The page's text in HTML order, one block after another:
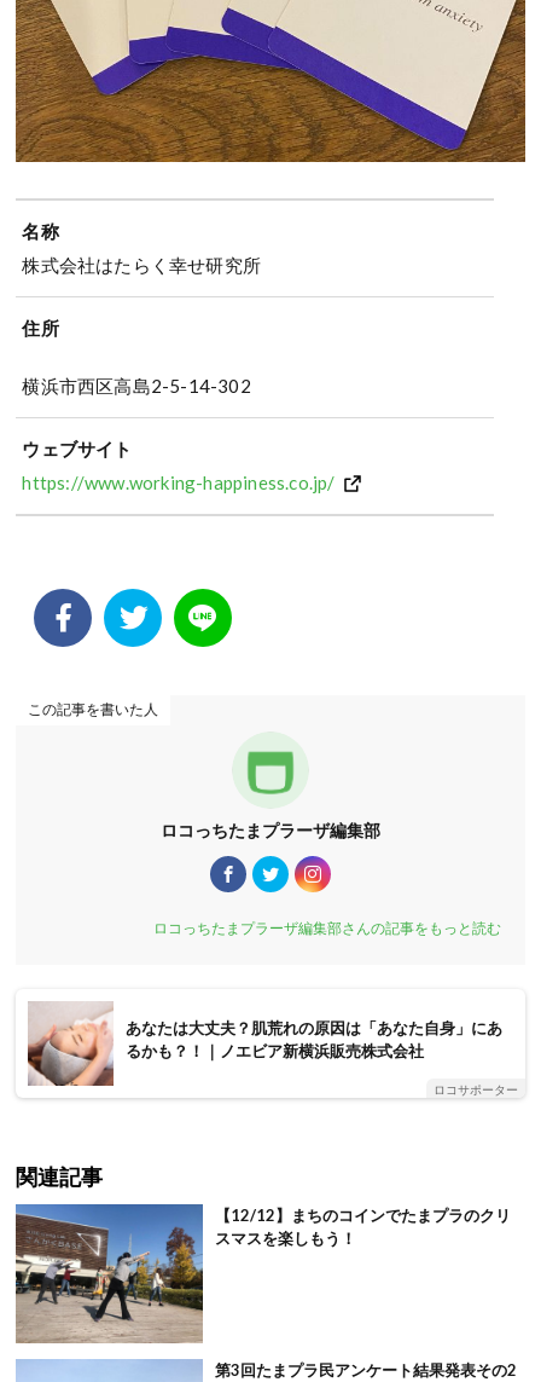
名称
株式会社はたらく幸せ研究所
住所
横浜市西区高島2-5-14-302
ウェブサイト
https://www.working-happiness.co.jp/
この記事を書いた人
ロコっちたまプラーザ編集部
ロコっちたまプラーザ編集部さんの記事をもっと読む
あなたは大丈夫？肌荒れの原因は「あなた自身」にあ
るかも？！｜ノエビア新横浜販売株式会社
ロコサポーター
関連記事
【12/12】まちのコインでたまプラのクリ
スマスを楽しもう！
第3回たまプラ民アンケート結果発表その2